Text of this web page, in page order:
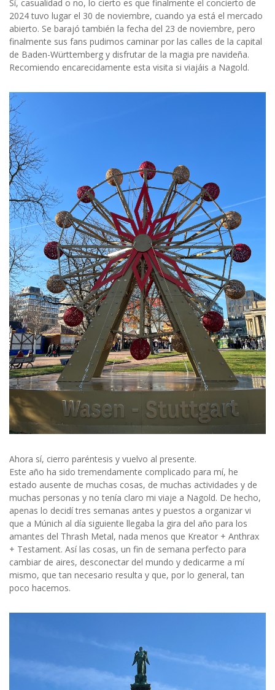
Sí, casualidad o no, lo cierto es que finalmente el concierto de
2024 tuvo lugar el 30 de noviembre, cuando ya está el mercado
abierto. Se barajó también la fecha del 23 de noviembre, pero
finalmente sus fans pudimos caminar por las calles de la capital
de Baden-Württemberg y disfrutar de la magia pre navideña.
Recomiendo encarecidamente esta visita si viajáis a Nagold.
Ahora sí, cierro paréntesis y vuelvo al presente.
Este año ha sido tremendamente complicado para mí, he
estado ausente de muchas cosas, de muchas actividades y de
muchas personas y no tenía claro mi viaje a Nagold. De hecho,
apenas lo decidí tres semanas antes y puestos a organizar vi
que a Múnich al día siguiente llegaba la gira del año para los
amantes del Thrash Metal, nada menos que Kreator + Anthrax
+ Testament. Así las cosas, un fin de semana perfecto para
cambiar de aires, desconectar del mundo y dedicarme a mí
mismo, que tan necesario resulta y que, por lo general, tan
poco hacemos.